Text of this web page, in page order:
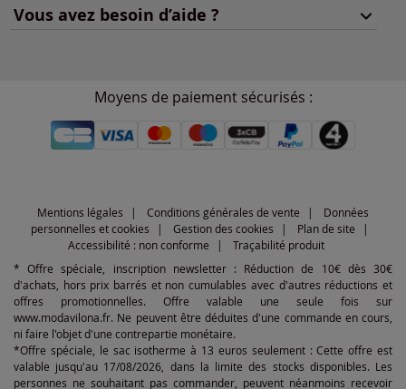
Vous avez besoin d’aide ?
Moyens de paiement sécurisés :
Mentions légales Conditions générales de vente
Données
personnelles et cookies
Gestion des cookies
Plan de site
Accessibilité : non conforme
Traçabilité produit
* Offre spéciale, inscription newsletter : Réduction de 10€ dès 30€
d'achats, hors prix barrés et non cumulables avec d'autres réductions et
offres promotionnelles. Offre valable une seule fois sur
www.modavilona.fr. Ne peuvent être déduites d'une commande en cours,
ni faire l'objet d'une contrepartie monétaire.
*Offre spéciale, le sac isotherme à 13 euros seulement : Cette offre est
valable jusqu'au 17/08/2026, dans la limite des stocks disponibles. Les
personnes ne souhaitant pas commander, peuvent néanmoins recevoir